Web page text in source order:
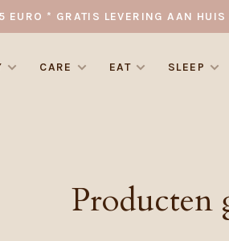
EURO * GRATIS LEVERING AAN
CARE EAT SLEEP
Producten